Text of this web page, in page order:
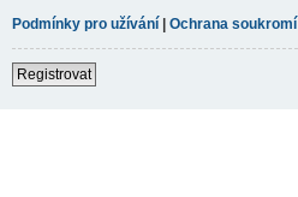
Podmínky pro užívání | Ochrana soukromí
Registrovat